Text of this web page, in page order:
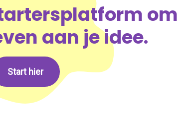
om
aan je idee.
Start hier